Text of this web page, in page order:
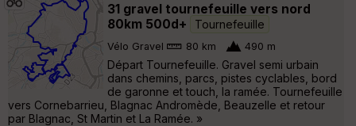
31 gravel tournefeuille vers nord
80km 500d+
Tournefeuille
Vélo Gravel 80 km 490 m
Départ Tournefeuille. Gravel semi urbain
dans chemins, parcs, pistes cyclables, bord
de garonne et touch, la ramée. Tournefeuille
vers Cornebarrieu, Blagnac Andromède, Beauzelle et retour
par Blagnac, St Martin et La Ramée. »